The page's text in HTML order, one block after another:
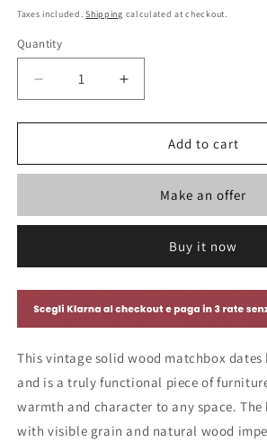
price
Taxes included.Shipping calculated at checkout.
Quantity
Decrease
quantity
for
Wooden
-
Increase
quantity
for
Vintage
Wooden
Holder
-
Add to cart
Make an offer
Buy it now
This vintage solid wood matchbox dates
and is a truly functional piece of
warmth and character to any space. The
with visible grain and natural wood